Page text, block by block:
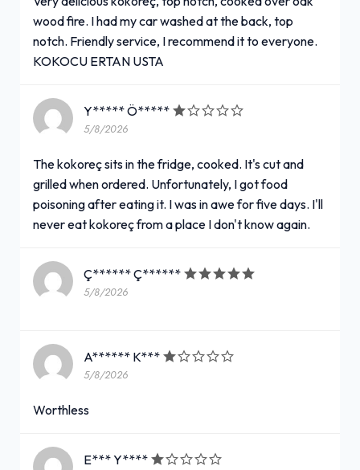
wood fire. I had my car washed at the back, top
notch. Friendly service, I recommend it to everyone.
KOKOCU ERTAN USTA
Y***** Ö*****
5/8/2026
The kokoreç sits in the fridge, cooked. It's cut and
grilled when ordered. Unfortunately, I got food
poisoning after eating it. I was in awe for five days. I'll
never eat kokoreç from a place I don't know again.
Ç****** Ç******
5/8/2026
A****** K***
5/8/2026
Worthless
E*** Y****